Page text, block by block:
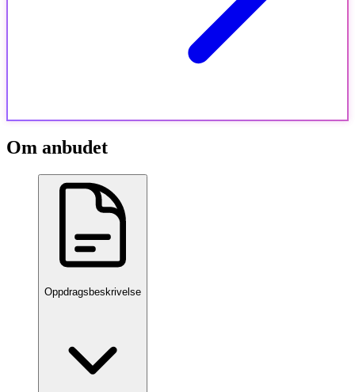
Om anbudet
Oppdragsbeskrivelse